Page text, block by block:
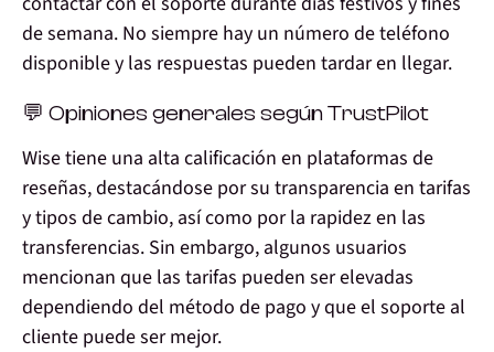
de semana. No siempre hay un número de teléfono
disponible y las respuestas pueden tardar en llegar.
💬 Opiniones generales según TrustPilot
Wise tiene una alta calificación en plataformas de
reseñas, destacándose por su transparencia en tarifas
y tipos de cambio, así como por la rapidez en las
transferencias. Sin embargo, algunos usuarios
mencionan que las tarifas pueden ser elevadas
dependiendo del método de pago y que el soporte al
cliente puede ser mejor.